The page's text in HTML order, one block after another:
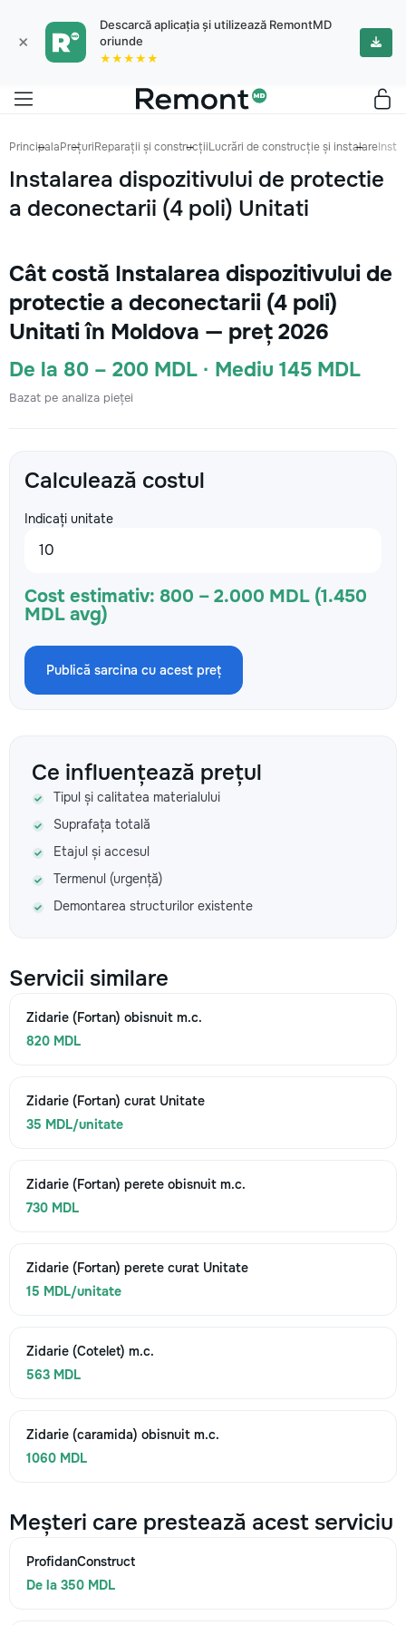
×
Descarcă aplicația și utilizează RemontMD
oriunde
★★★★★
PrincipalaPrețuriReparații și construcțiiLucrări de construcție și instalare
Instalarea dispozitivului de protectie
a deconectarii (4 poli) Unitati
Cât costă Instalarea dispozitivului de
protectie a deconectarii (4 poli)
Unitati în Moldova — preț 2026
De la 80 – 200 MDL · Mediu 145 MDL
Bazat pe analiza pieței
Calculează costul
Indicați unitate
Cost estimativ: 800 – 2.000 MDL (1.450
MDL avg)
Publică sarcina cu acest preț
Ce influențează prețul
Tipul și calitatea materialului
Suprafața totală
Etajul și accesul
Termenul (urgență)
Demontarea structurilor existente
Servicii similare
Zidarie (Fortan) obisnuit m.c.
820 MDL
Zidarie (Fortan) curat Unitate
35 MDL/unitate
Zidarie (Fortan) perete obisnuit m.c.
730 MDL
Zidarie (Fortan) perete curat Unitate
15 MDL/unitate
Zidarie (Cotelet) m.c.
563 MDL
Zidarie (caramida) obisnuit m.c.
1060 MDL
Meșteri care prestează acest serviciu
ProfidanConstruct
De la 350 MDL